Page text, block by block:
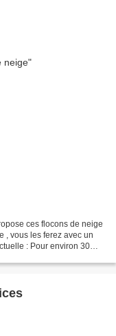
ces flocons de neige
, vous les ferez avec un
: Pour environ 30